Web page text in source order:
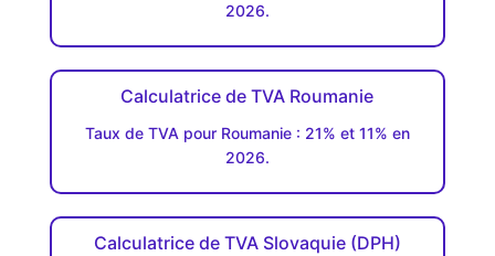
2026.
Calculatrice de TVA Roumanie
Taux de TVA pour Roumanie : 21% et 11% en
2026.
Calculatrice de TVA Slovaquie (DPH)